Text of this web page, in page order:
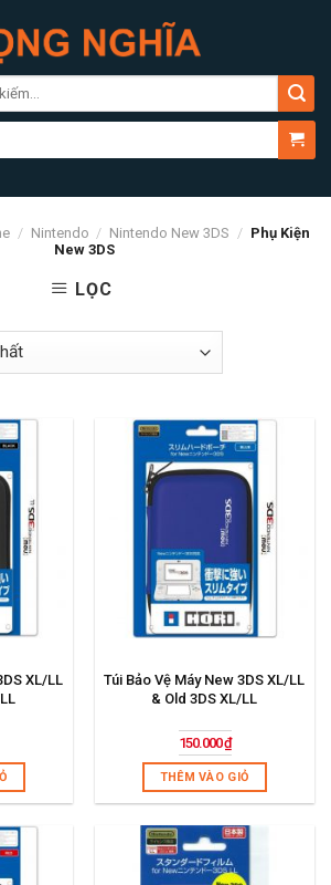
/ Nintendo / Nintendo New 3DS / Phụ Kiện
New 3DS
LỌC
XL/LL
Túi Bảo Vệ Máy New 3DS XL/LL
& Old 3DS XL/LL
150.000₫
THÊM VÀO GIỎ